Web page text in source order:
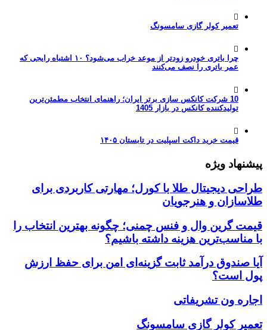
تعمیر کولر گازی سامسونگ
چرا باتری خودرو زودتر از موعد خراب می‌شود؟ ۱۰ اشتباه رایجی که
عمر باتری را نصف می‌کنند
10 شرکت کانکس سازی برتر ایران؛ راهنمای انتخاب مطمئن‌ترین
تولیدکننده کانکس در بازار 1405
قیمت خرید داکت اسپلیت در تابستان ۱۴۰۵
پیشنهاد ویژه
طراحی دیجیتال طلا با کورل؛ مهارتی کاربردی برای
طلاسازان و هنرجویان
قیمت گرین وال و فنس چمنی؛ چگونه بهترین انتخاب را
با مناسب‌ترین هزینه داشته باشیم؟
آیا صندوق درآمد ثابت گزینه‌ای امن برای حفظ ارزش
پول است؟
اجاره ون تشریفاتی
تعمیر کولر گازی سامسونگ